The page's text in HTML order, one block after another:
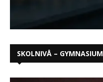
SKOLNIVÅ – GYMNASIUM